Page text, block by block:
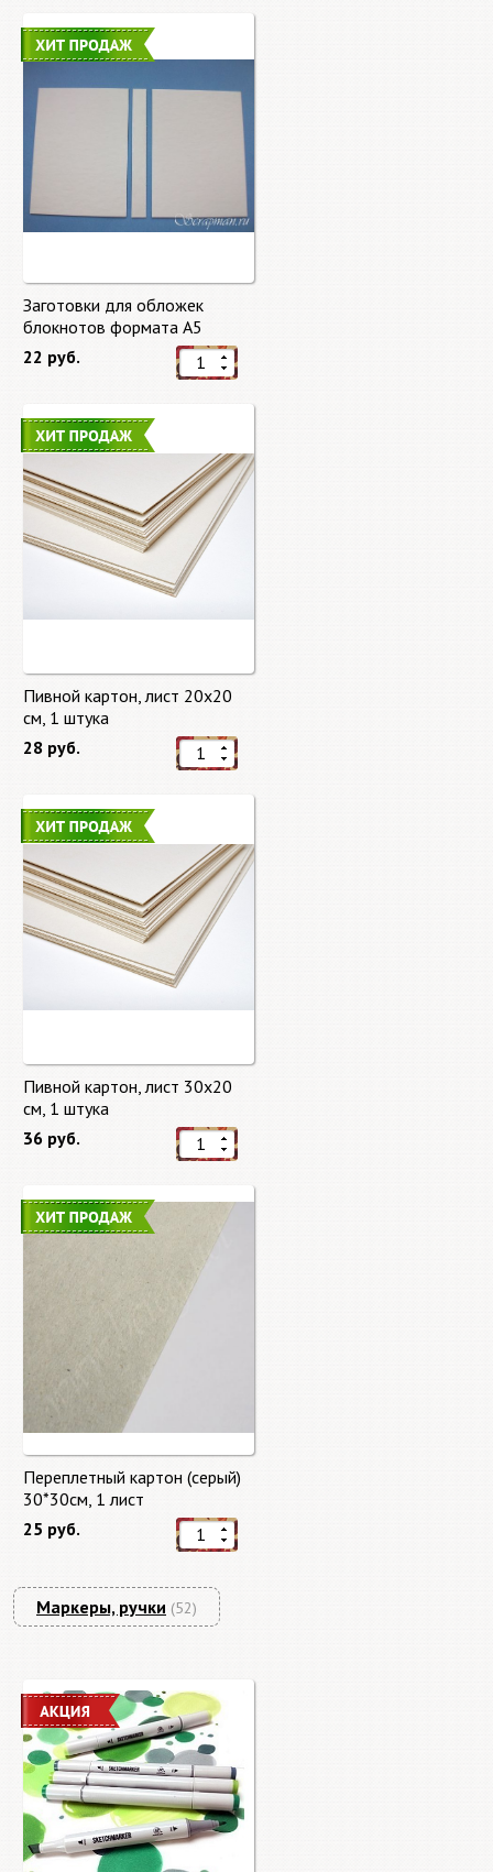
Заготовки для обложек
блокнотов формата А5
22 руб.
Пивной картон, лист 20х20
cм, 1 штука
28 руб.
Пивной картон, лист 30х20
cм, 1 штука
36 руб.
Переплетный картон (серый)
30*30см, 1 лист
25 руб.
Маркеры, ручки (52)